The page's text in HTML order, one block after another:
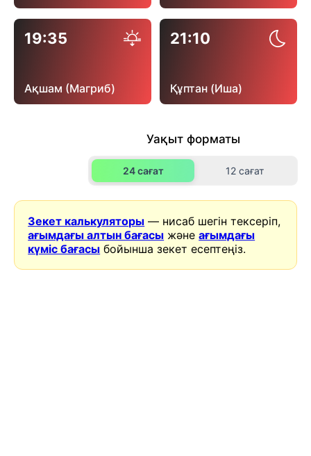
19:35
Ақшам (Магриб)
21:10
Құптан (Иша)
Уақыт форматы
24 сағат 12 сағат
Зекет калькуляторы — нисаб шегін тексеріп,
ағымдағы алтын бағасы жәнеағымдағы
күміс бағасы бойынша зекет есептеңіз.